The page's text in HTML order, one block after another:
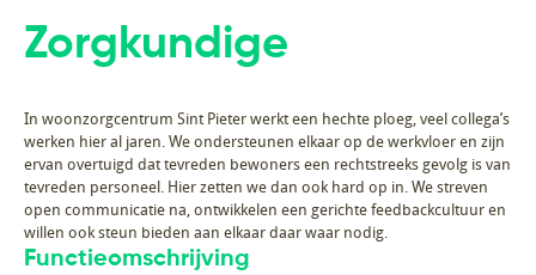
Zorgkundige
In woonzorgcentrum Sint Pieter werkt een hechte ploeg, veel collega’s
werken hier al jaren. We ondersteunen elkaar op de werkvloer en zijn
ervan overtuigd dat tevreden bewoners een rechtstreeks gevolg is van
tevreden personeel. Hier zetten we dan ook hard op in. We streven
open communicatie na, ontwikkelen een gerichte feedbackcultuur en
willen ook steun bieden aan elkaar daar waar nodig.
Functieomschrijving